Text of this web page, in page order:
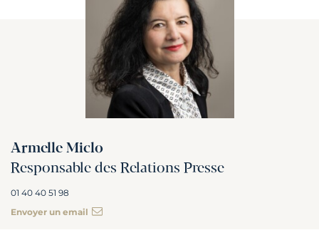
Armelle Miclo
Responsable des Relations Presse
01 40 40 51 98
Envoyer un email